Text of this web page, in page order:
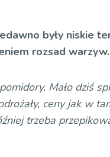
były niskie
rozsad warzyw.
Mało dziś
ceny jak w
trzeba